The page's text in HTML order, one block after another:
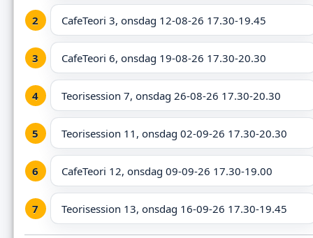
CafeTeori 3, onsdag 12-08-26 17.30-19.45
CafeTeori 6, onsdag 19-08-26 17.30-20.30
Teorisession 7, onsdag 26-08-26 17.30-20.30
Teorisession 11, onsdag 02-09-26 17.30-20.30
CafeTeori 12, onsdag 09-09-26 17.30-19.00
Teorisession 13, onsdag 16-09-26 17.30-19.45